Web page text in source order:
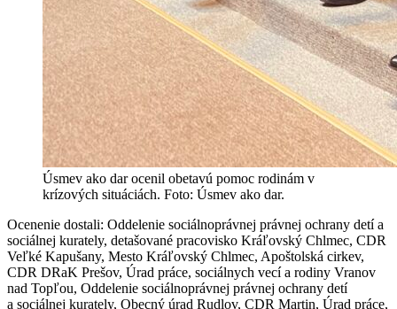
Úsmev ako dar ocenil obetavú pomoc rodinám v
krízových situáciách. Foto: Úsmev ako dar.
Ocenenie dostali: Oddelenie sociálnoprávnej právnej ochrany detí a
sociálnej kurately, detašované pracovisko Kráľovský Chlmec, CDR
Veľké Kapušany, Mesto Kráľovský Chlmec, Apoštolská cirkev,
CDR DRaK Prešov, Úrad práce, sociálnych vecí a rodiny Vranov
nad Topľou, Oddelenie sociálnoprávnej právnej ochrany detí
a sociálnej kurately, Obecný úrad Rudlov, CDR Martin, Úrad práce,